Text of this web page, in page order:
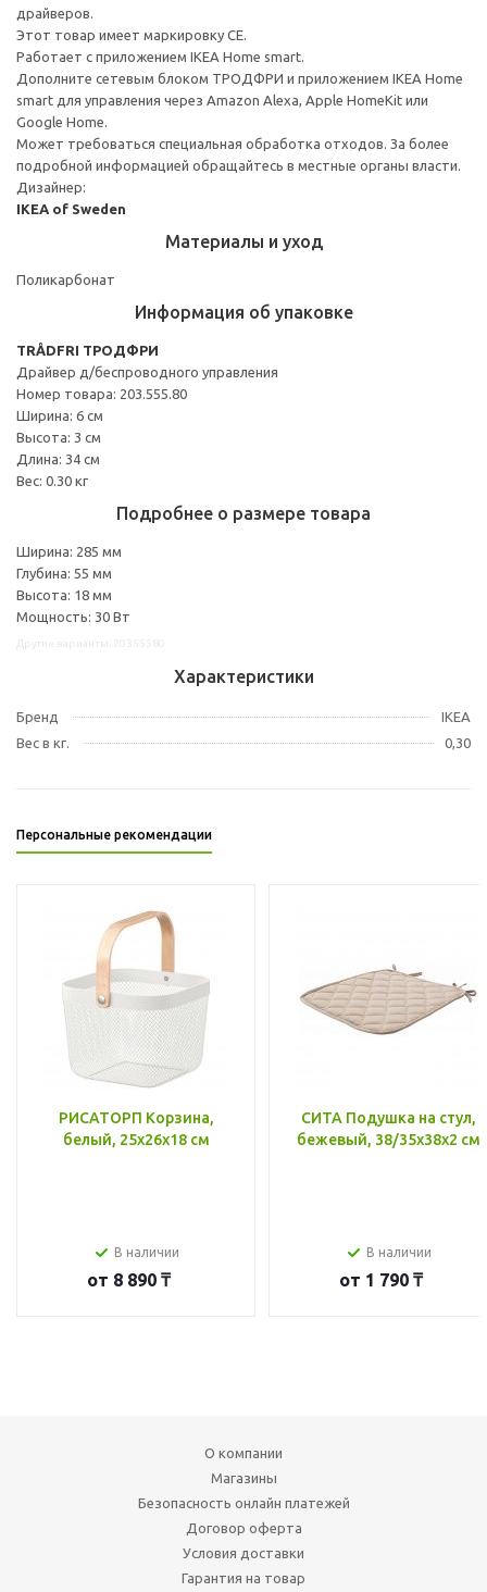
драйверов.
Этот товар имеет маркировку CE.
Работает с приложением IKEA Home smart.
Дополните сетевым блоком ТРОДФРИ и приложением IKEA Home
smart для управления через Amazon Alexa, Apple HomeKit или
Google Home.
Может требоваться специальная обработка отходов. За более
подробной информацией обращайтесь в местные органы власти.
Дизайнер:
IKEA of Sweden
Материалы и уход
Поликарбонат
Информация об упаковке
TRÅDFRI ТРОДФРИ
Драйвер д/беспроводного управления
Номер товара: 203.555.80
Ширина: 6 см
Высота: 3 см
Длина: 34 см
Вес: 0.30 кг
Подробнее о размере товара
Ширина: 285 мм
Глубина: 55 мм
Высота: 18 мм
Мощность: 30 Вт
Характеристики
Бренд
IKEA
Вес в кг.
0,30
Персональные рекомендации
РИСАТОРП Корзина,
белый, 25x26x18 см
В наличии
от 8 890 ₸
СИТА Подушка на стул,
бежевый, 38/35x38x2 см
В наличии
от 1 790 ₸
О компании
Магазины
Безопасность онлайн платежей
Договор оферта
Условия доставки
Гарантия на товар